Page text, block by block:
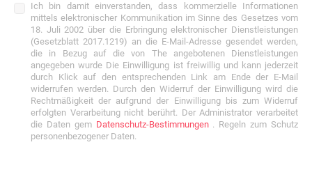
Ich bin damit einverstanden, dass kommerzielle Informationen
mittels elektronischer Kommunikation im Sinne des Gesetzes vom
18. Juli 2002 über die Erbringung elektronischer Dienstleistungen
(Gesetzblatt 2017.1219) an die E-Mail-Adresse gesendet werden,
die in Bezug auf die von The angebotenen Dienstleistungen
angegeben wurde Die Einwilligung ist freiwillig und kann jederzeit
durch Klick auf den entsprechenden Link am Ende der E-Mail
widerrufen werden. Durch den Widerruf der Einwilligung wird die
Rechtmäßigkeit der aufgrund der Einwilligung bis zum Widerruf
erfolgten Verarbeitung nicht berührt. Der Administrator verarbeitet
die Daten gemDatenschutz-Bestimmungen. Regeln zum Schutz
personenbezogener Daten.